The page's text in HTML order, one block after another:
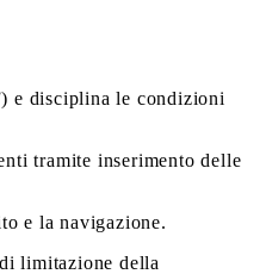
e disciplina le condizioni
tramite inserimento delle
e la navigazione.
limitazione della